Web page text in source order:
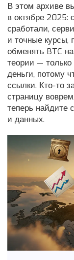
В этом архиве
в октябре 2025:
сработали,
и точные курсы,
обменять BTC
теории — только
деньги, потому
ссылки. Кто-то
страницу
теперь найдите
и данных.